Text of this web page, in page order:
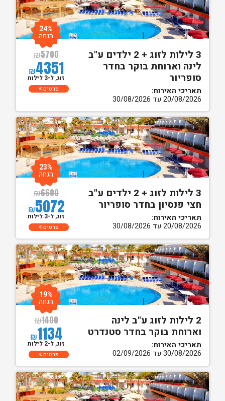
3 לילות לזוג + 2 ילדים ע"ב
לינה וארוחת בוקר בחדר
סופריור
תאריכי האירוח:
20/08/2026 עד 30/08/2026
₪5700
₪4351
24%
הנחה
זוג, ל-3 לילות
פרטים
3 לילות לזוג + 2 ילדים ע"ב
חצי פנסיון בחדר סופריור
תאריכי האירוח:
20/08/2026 עד 30/08/2026
₪6600
₪5072
23%
הנחה
זוג, ל-3 לילות
פרטים
2 לילות לזוג ע"ב לינה
וארוחת בוקר בחדר סטנדרט
תאריכי האירוח:
30/08/2026 עד 02/09/2026
₪1400
₪1134
19%
הנחה
זוג, ל-2 לילות
פרטים